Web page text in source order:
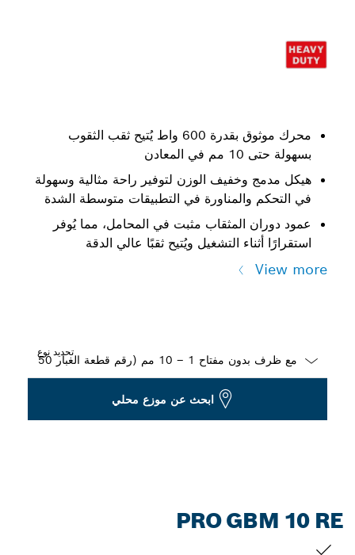
محرك موثوق بقدرة 600 واط يُتيح ثقب الثقوب
بسهولة حتى 10 مم في المعادن
هيكل مدمج وخفيف الوزن لتوفير راحة مثالية وسهولة
في التحكم والمناورة في التطبيقات متوسطة الشدة
عمود دوران المثقاب مثبت في المحامل، مما يُوفر
استقرارًا أثناء التشغيل ويُتيح ثقبًا عالي الدقة
View more
تحديد نوع
ابحث عن موزع محلي
PRO GBM 10 RE